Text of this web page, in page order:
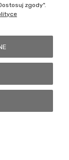
zgody".